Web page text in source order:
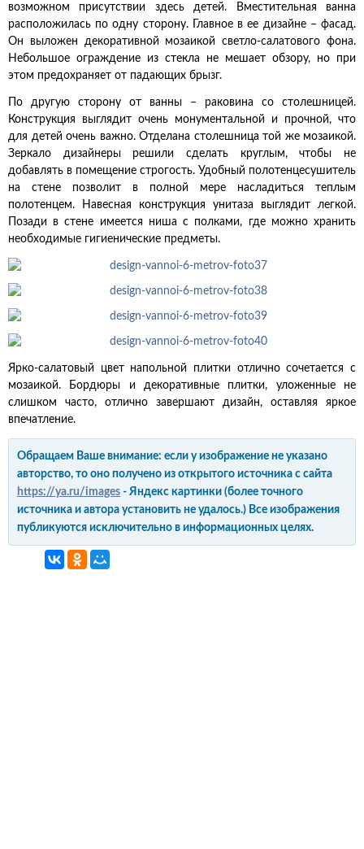
возможном присутствии здесь детей. Вместительная ванна
расположилась по одну сторону. Главное в ее дизайне – фасад.
Он выложен декоративной мозаикой светло-салатового фона.
Небольшое ограждение из стекла не мешает обзору, но при
этом предохраняет от падающих брызг.
По другую сторону от ванны – раковина со столешницей.
Конструкция выглядит очень монументальной и прочной, что
для детей очень важно. Отделана столешница той же мозаикой.
Зеркало дизайнеры решили сделать круглым, чтобы не
добавлять в помещение строгость. Удобный полотенцесушитель
на стене позволит в полной мере насладиться теплым
полотенцем. Навесная конструкция унитаза выглядит легкой.
Позади в стене имеется ниша с полками, где можно хранить
необходимые гигиенические предметы.
Ярко-салатовый цвет напольной плитки отлично сочетается с
мозаикой. Бордюры и декоративные плитки, уложенные не
слишком часто, отлично завершают дизайн, оставляя яркое
впечатление.
Обращаем Ваше внимание: если у изображение не указано
авторство, то оно получено из открытого источника с сайта
https://ya.ru/images - Яндекс картинки (более точного
источника и автора установить не удалось.) Все изображения
публикуются исключительно в информационных целях.